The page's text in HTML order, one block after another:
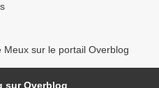
sur le portail Overblog
sur Overblog